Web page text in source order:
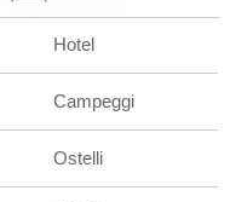
Hotel
Campeggi
Ostelli